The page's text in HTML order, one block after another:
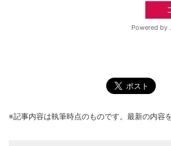
※記事内容は執筆時点のものです。最新の内容